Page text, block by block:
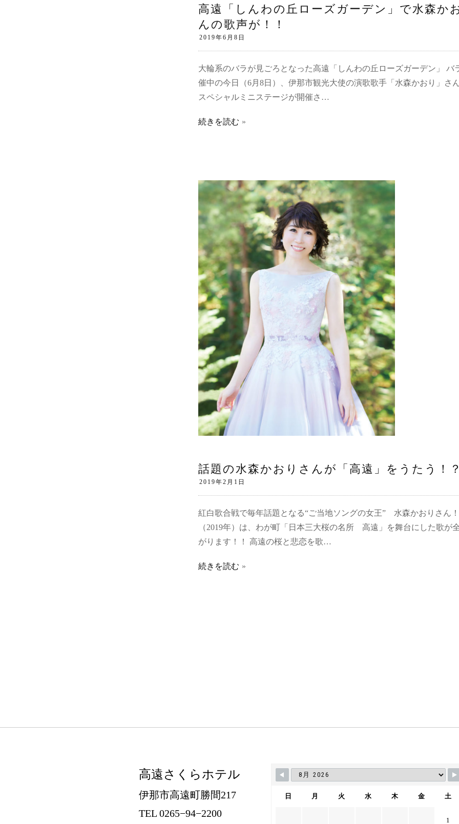
高遠「しんわの丘ローズガーデン」で水森か
んの歌声が！！
大輪系のバラが見ごろとなった高遠「しんわの丘ローズガーデン」 バ
催中の今日（6月8日）、伊那市観光大使の演歌歌手「水森かおり」さ
スペシャルミニステージが開催さ…
続きを読む
話題の水森かおりさんが「高遠」をうたう！
紅白歌合戦で毎年話題となる“ご当地ソングの女王” 水森かおりさん
（2019年）は、わが町「日本三大桜の名所 高遠」を舞台にした歌が
がります！！ 高遠の桜と悲恋を歌…
続きを読む
高遠さくらホテル
伊那市高遠町勝間217
TEL 0265−94−2200
日 月 火 水 木 金 土
1